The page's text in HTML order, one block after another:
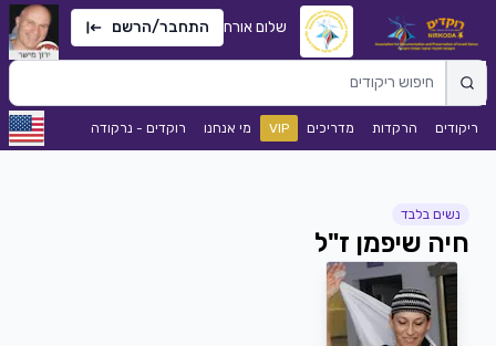
שלום אורח התחבר/הרשם
ריקודים הרקדות מדריכים VIP מי אנחנו רוקדים - נרקודה
נשים בלבד
חיה שיפמן ז"ל